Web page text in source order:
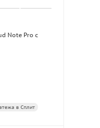
Note Pro с
в Сплит